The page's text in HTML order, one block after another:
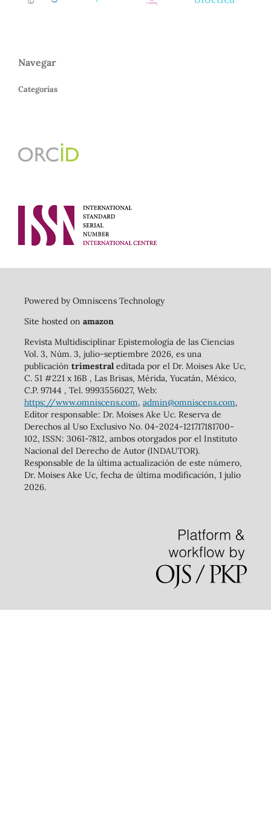
Navegar
Categorías
Powered by Omniscens Technology
Site hosted on amazon
Revista Multidisciplinar Epistemología de las Ciencias
Vol. 3, Núm. 3, julio-septiembre 2026, es una
publicación trimestraleditada por el Dr. Moises Ake Uc,
C. 51 #221 x 16B , Las Brisas, Mérida, Yucatán, México,
C.P. 97144 , Tel. 9993556027, Web:
https://www.omniscens.com, admin@omniscens.com,
Editor responsable: Dr. Moises Ake Uc. Reserva de
Derechos al Uso Exclusivo No. 04-2024-121717181700-
102, ISSN: 3061-7812, ambos otorgados por el Instituto
Nacional del Derecho de Autor (INDAUTOR).
Responsable de la última actualización de este número,
Dr. Moises Ake Uc, fecha de última modificación, 1 julio
2026.